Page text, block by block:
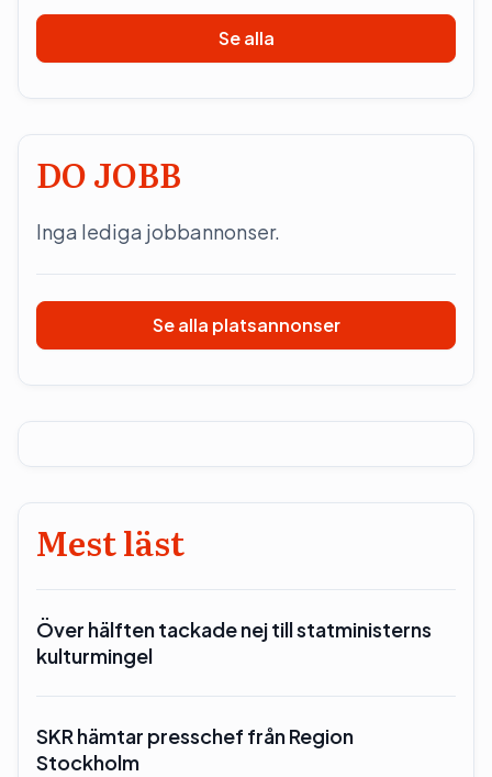
Se alla
DO JOBB
Inga lediga jobbannonser.
Se alla platsannonser
Mest läst
Över hälften tackade nej till statministerns
kulturmingel
SKR hämtar presschef från Region
Stockholm